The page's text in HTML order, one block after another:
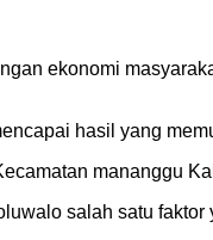
ekonomi
hasil yang
mananggu
salah satu